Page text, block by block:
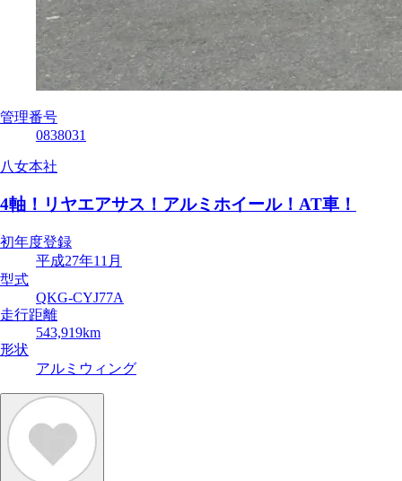
管理番号
0838031
八女本社
4軸！リヤエアサス！アルミホイール！AT車！
初年度登録
平成27年11月
型式
QKG-CYJ77A
走行距離
543,919km
形状
アルミウィング